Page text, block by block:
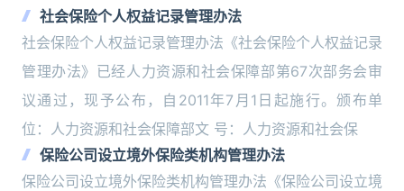
社会保险个人权益记录管理办法
社会保险个人权益记录管理办法《社会保险个人权益记录
管理办法》已经人力资源和社会保障部第67次部务会审
议通过，现予公布，自2011年7月1日起施行。颁布单
位：人力资源和社会保障部文 号：人力资源和社会保
保险公司设立境外保险类机构管理办法
保险公司设立境外保险类机构管理办法《保险公司设立境